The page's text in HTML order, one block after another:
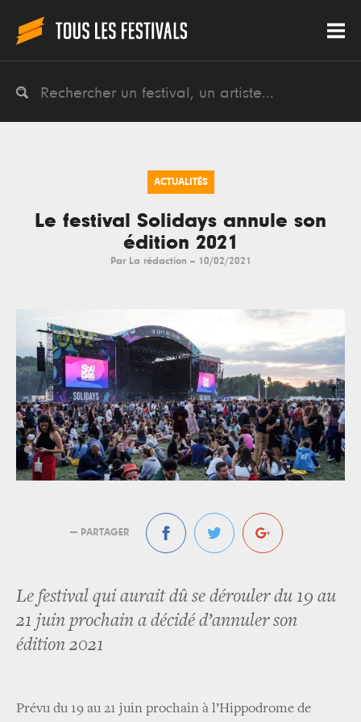
ACTUALITÉS
Le festival Solidays annule son
édition 2021
Par La rédaction -- 10/02/2021
— PARTAGER
Le festival qui aurait dû se dérouler du 19 au
21 juin prochain a décidé d’annuler son
édition 2021
Prévu du 19 au 21 juin prochain à l’Hippodrome de